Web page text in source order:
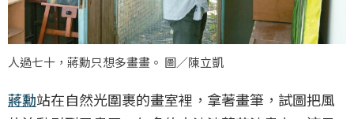
人過七十，蔣勳只想多畫畫。 圖／陳立凱
蔣勳站在自然光圍裹的畫室裡，拿著畫筆，試圖把風